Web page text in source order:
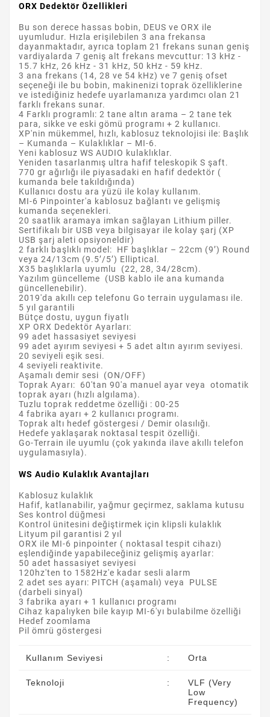
ORX Dedektör Özellikleri
Bu son derece hassas bobin, DEUS ve ORX ile
uyumludur. Hızla erişilebilen 3 ana frekansa
dayanmaktadır, ayrıca toplam 21 frekans sunan geniş
vardiyalarda 7 geniş alt frekans mevcuttur: 13 kHz -
15.7 kHz, 26 kHz - 31 kHz, 50 kHz - 59 kHz.
3 ana frekans (14, 28 ve 54 kHz) ve 7 geniş ofset
seçeneği ile bu bobin, makinenizi toprak özelliklerine
ve istediğiniz hedefe uyarlamanıza yardımcı olan 21
farklı frekans sunar.
4 Farklı programlı: 2 tane altın arama – 2 tane tek
para, sikke ve eski gömü programı + 2 kullanıcı.
XP'nin mükemmel, hızlı, kablosuz teknolojisi ile: Başlık
– Kumanda – Kulaklıklar – MI-6.
Yeni kablosuz WS AUDIO kulaklıklar.
Yeniden tasarlanmış ultra hafif teleskopik S şaft.
770 gr ağırlığı ile piyasadaki en hafif dedektör (
kumanda bele takıldığında)
Kullanıcı dostu ara yüzü ile kolay kullanım.
MI-6 Pinpointer'a kablosuz bağlantı ve gelişmiş
kumanda seçenekleri.
20 saatlik aramaya imkan sağlayan Lithium piller.
Sertifikalı bir USB veya bilgisayar ile kolay şarj (XP
USB şarj aleti opsiyoneldir)
2 farklı başlıklı model: HF başlıklar – 22cm (9’) Round
veya 24/13cm (9.5’/5’) Elliptical.
X35 başlıklarla uyumlu (22, 28, 34/28cm).
Yazılım güncelleme (USB kablo ile ana kumanda
güncellenebilir).
2019'da akıllı cep telefonu Go terrain uygulaması ile.
5 yıl garantili
Bütçe dostu, uygun fiyatlı
XP ORX Dedektör Ayarları:
99 adet hassasiyet seviyesi
99 adet ayırım seviyesi + 5 adet altın ayırım seviyesi.
20 seviyeli eşik sesi.
4 seviyeli reaktivite.
Aşamalı demir sesi (ON/OFF)
Toprak Ayarı: 60'tan 90'a manuel ayar veya otomatik
toprak ayarı (hızlı algılama).
Tuzlu toprak reddetme özelliği : 00-25
4 fabrika ayarı + 2 kullanıcı programı.
Toprak altı hedef göstergesi / Demir olasılığı.
Hedefe yaklaşarak noktasal tespit özelliği.
Go-Terrain ile uyumlu (çok yakında ilave akıllı telefon
uygulamasıyla).
WS Audio Kulaklık Avantajları
Kablosuz kulaklık
Hafif, katlanabilir, yağmur geçirmez, saklama kutusu
Ses kontrol düğmesi
Kontrol ünitesini değiştirmek için klipsli kulaklık
Lityum pil garantisi 2 yıl
ORX ile MI-6 pinpointer ( noktasal tespit cihazı)
eşlendiğinde yapabileceğiniz gelişmiş ayarlar:
50 adet hassasiyet seviyesi
120hz'ten to 1582Hz'e kadar sesli alarm
2 adet ses ayarı: PITCH (aşamalı) veya PULSE
(darbeli sinyal)
3 fabrika ayarı + 1 kullanıcı programı
Cihaz kapalıyken bile kayıp MI-6'yı bulabilme özelliği
Hedef zoomlama
Pil ömrü göstergesi
Kullanım Seviyesi : Orta
Teknoloji :
VLF (Very
Low
Frequency)